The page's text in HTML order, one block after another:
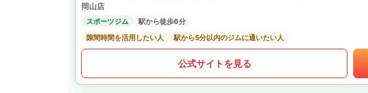
岡山店
スポーツジム
駅から徒歩6分
隙間時間を活用したい人
駅から5分以内のジムに通いたい人
公式サイトを見る